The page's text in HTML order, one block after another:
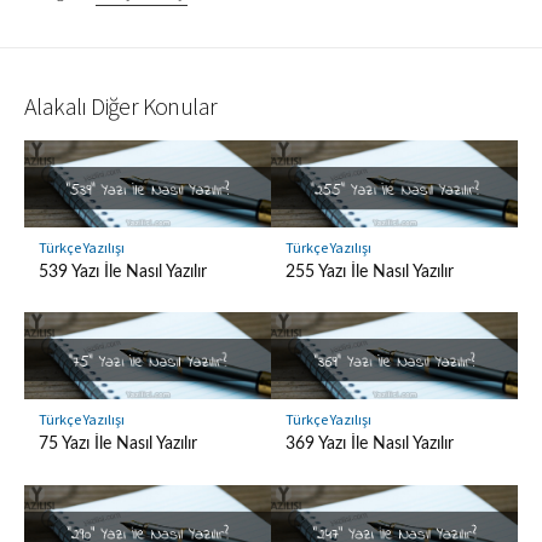
Alakalı Diğer Konular
Türkçe Yazılışı
539 Yazı İle Nasıl Yazılır
Türkçe Yazılışı
255 Yazı İle Nasıl Yazılır
Türkçe Yazılışı
75 Yazı İle Nasıl Yazılır
Türkçe Yazılışı
369 Yazı İle Nasıl Yazılır